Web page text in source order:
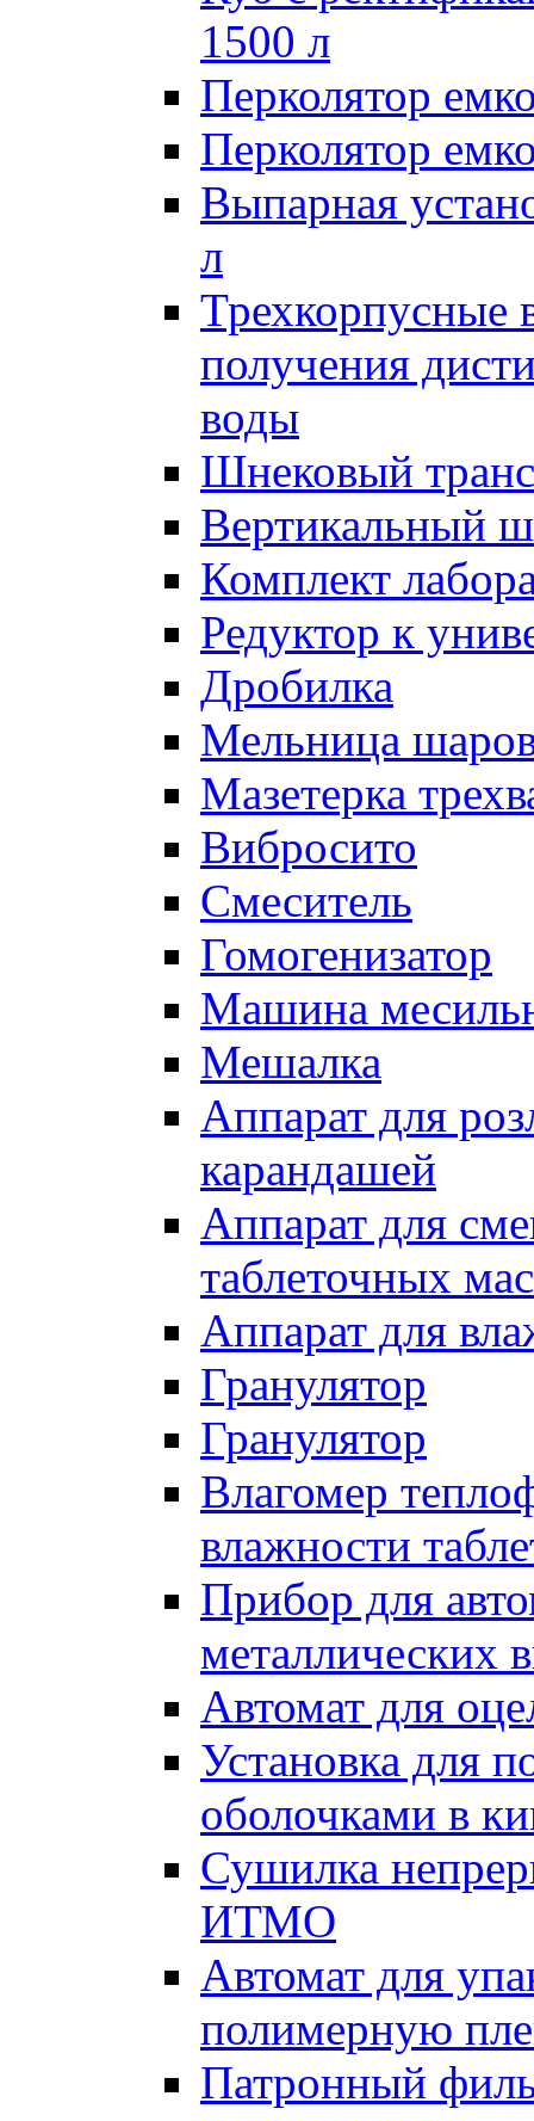
1500 л
Перколятор
Перколятор
Выпарная
л
Трехкорпусные
получения
воды
Шнековый
Вертикальный
Комплект
Редуктор к
Дробилка
Мельница
Мазетерка
Вибросито
Смеситель
Гомогенизатор
Машина
Мешалка
Аппарат для
карандашей
Аппарат для
таблеточных
Аппарат для
Гранулятор
Гранулятор
Влагомер
влажности
Прибор для
металлических
Автомат для
Установка для
оболочками в
Сушилка
ИТМО
Автомат для
полимерную
Патронный